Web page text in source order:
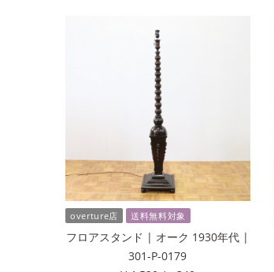
overture店 送料無料対象
フロアスタンド | オーク 1930年代 |
301-P-0179